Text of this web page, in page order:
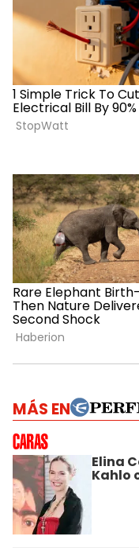
MÁS EN
Elina
Kahlo